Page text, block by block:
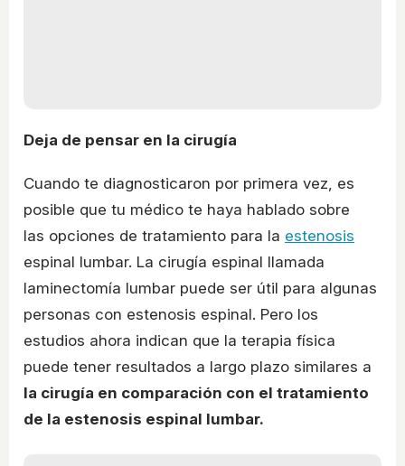
Deja de pensar en la cirugía
Cuando te diagnosticaron por primera vez, es
posible que tu médico te haya hablado sobre
las opciones de tratamiento para la estenosis
espinal lumbar. La cirugía espinal llamada
laminectomía lumbar puede ser útil para algunas
personas con estenosis espinal. Pero los
estudios ahora indican que la terapia física
puede tener resultados a largo plazo similares a
la cirugía en comparación con el tratamiento
de la estenosis espinal lumbar.